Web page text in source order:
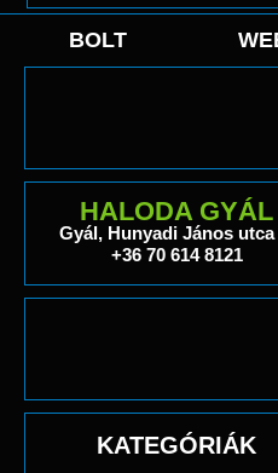
BOLT
HALODA GYÁL
Gyál, Hunyadi János utca
+36 70 614 8121
KATEGÓRIÁK